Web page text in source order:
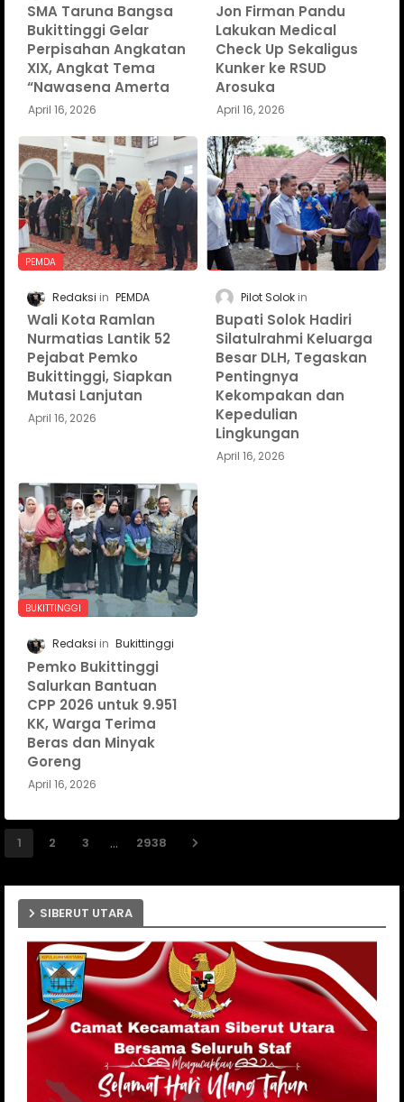
SMA Taruna Bangsa
Bukittinggi Gelar
Perpisahan Angkatan
XIX, Angkat Tema
“Nawasena Amerta
April 16, 2026
Jon Firman Pandu
Lakukan Medical
Check Up Sekaligus
Kunker ke RSUD
Arosuka
April 16, 2026
PEMDA
Redaksi PEMDA
Wali Kota Ramlan
Nurmatias Lantik 52
Pejabat Pemko
Bukittinggi, Siapkan
Mutasi Lanjutan
April 16, 2026
Pilot Solok
Bupati Solok Hadiri
Silatulrahmi Keluarga
Besar DLH, Tegaskan
Pentingnya
Kekompakan dan
Kepedulian
Lingkungan
April 16, 2026
BUKITTINGGI
Redaksi Bukittinggi
Pemko Bukittinggi
Salurkan Bantuan
CPP 2026 untuk 9.951
KK, Warga Terima
Beras dan Minyak
Goreng
April 16, 2026
1 2 3 ... 2938
SIBERUT UTARA